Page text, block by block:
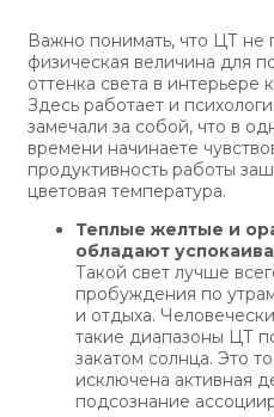
Важно понимать, что ЦТ не
физическая величина для
оттенка света в
Здесь работает и
замечали за собой, что в
времени начинаете
продуктивность работы
цветовая температура.
Теплые желтые и
обладают
Такой свет лучше
пробуждения по
и отдыха.
такие диапазоны ЦТ
закатом солнца. Это
исключена активная
подсознание